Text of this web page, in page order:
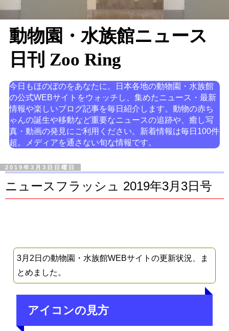
動物園・水族館ニュース
日刊 Zoo Ring
今日もほのぼのをあなたに。日本各地の動物園・水族館
の公式WEBサイトをウォッチし、集めたニュース・最新
情報や楽しいブログ記事を毎日紹介します。動物の赤ち
ゃんの誕生や移動など重要なニュースの追跡や、癒し写
真・動画の発見にご利用ください。新着情報は毎日100件
超。メディアを通さない旬な情報です。
2019年3月3日日曜日
ニュースフラッシュ 2019年3月3日号
3月2日の動物園・水族館WEBサイトの更新状況、ま
とめました。
アイコンの見方